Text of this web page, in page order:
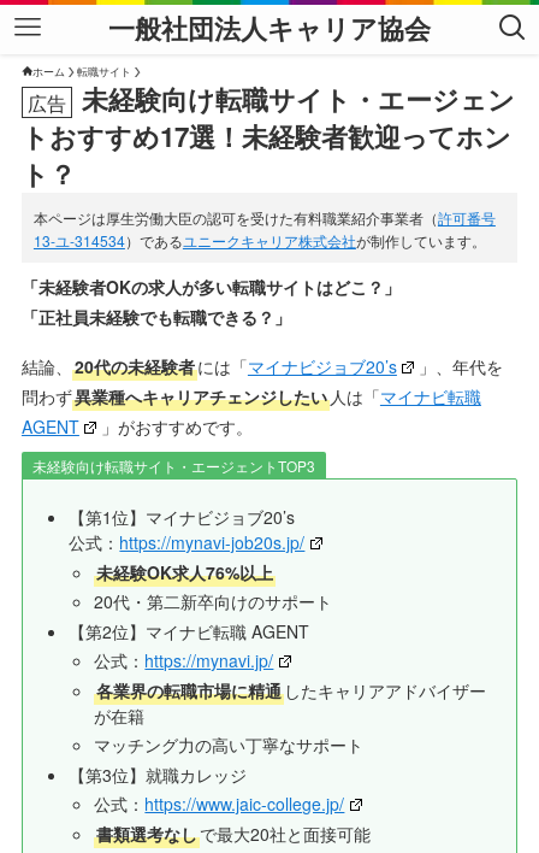
一般社団法人キャリア協会
ホーム 転職サイト
未経験向け転職サイト・エージェン
トおすすめ17選！未経験者歓迎ってホン
ト？
本ページは厚生労働大臣の認可を受けた有料職業紹介事業者（許可番号
13-ユ-314534）であるユニークキャリア株式会社が制作しています。
「未経験者OKの求人が多い転職サイトはどこ？」
「正社員未経験でも転職できる？」
結論、 20代の未経験者には「マイナビジョブ20’s
」、年代を
問わず異業種へキャリアチェンジしたい人は「マイナビ転職
AGENT
」がおすすめです。
未経験向け転職サイト・エージェントTOP3
【第1位】マイナビジョブ20’s
公式： https://mynavi-job20s.jp/
未経験OK求人76%以上
20代・第二新卒向けのサポート
【第2位】マイナビ転職 AGENT
公式： https://mynavi.jp/
各業界の転職市場に精通 したキャリアアドバイザー
が在籍
マッチング力の高い丁寧なサポート
【第3位】就職カレッジ
公式： https://www.jaic-college.jp/
書類選考なしで最大20社と面接可能